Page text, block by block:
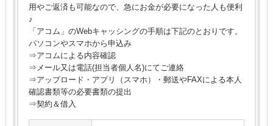
用やご返済も可能なので、急にお金が必要になった人も便利
♪
「アコム」のWebキャッシングの手順は下記のとおりです。
パソコンやスマホから申込み
⇒アコムによる内容確認
⇒メール又は電話(担当者個人名)にてご連絡
⇒アップロード・アプリ（スマホ）・郵送やFAXによる本人
確認書類等の必要書類の提出
⇒契約＆借入